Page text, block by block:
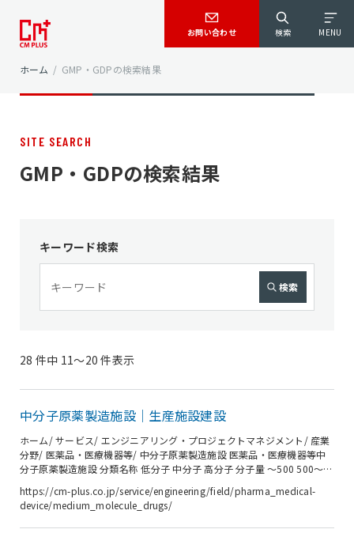
検索 MENU
お問い合わせ
ホーム / GMP・GDPの検索結果
SITE SEARCH
GMP・GDPの検索結果
キーワード検索
28 件中 11〜20 件表示
中分子原薬製造施設｜生産施設建設
ホーム/ サービス/ エンジニアリング・プロジェクトマネジメント/ 産業
分野/ 医薬品・医療機器等/ 中分子原薬製造施設 医薬品・医療機器等中
分子原薬製造施設 分類名称 低分子 中分子 高分子 分子量 ～500 500～
チン 主な製造方法 有機合成 ペプチド合成 核酸合成 微生物培養 動物細
胞培養 中分子原薬は、分子量500～2,000程度のものとされている。有
機合成原薬の分子量が500以下、微生物培養や動物細胞培養による原薬
https://cm-plus.co.jp/service/engineering/field/pharma_medical-
device/medium_molecule_drugs/